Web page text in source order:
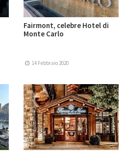
Fairmont, celebre Hotel di
Monte Carlo
14 Febbraio 2020